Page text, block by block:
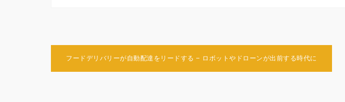
稿
フードデリバリーが自動配達をリードする – ロボットやドローンが出前する時代に